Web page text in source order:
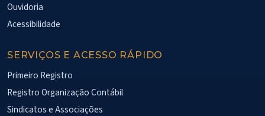
Ouvidoria
Acessibilidade
SERVIÇOS E ACESSO RÁPIDO
Primeiro Registro
Registro Organização Contábil
Sindicatos e Associações